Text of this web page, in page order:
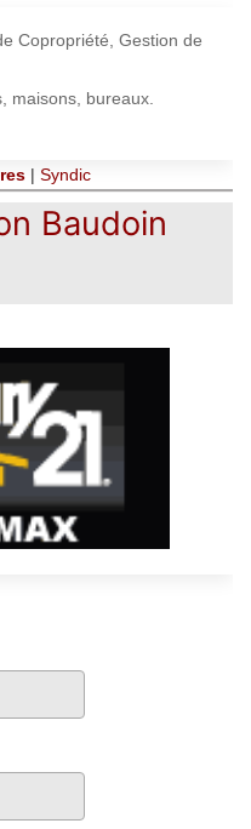
Copropriété, Gestion de
maisons, bureaux.
| Syndic
Baudoin